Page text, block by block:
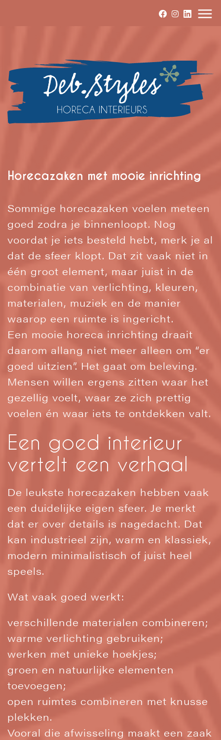
Horecazaken met mooie inrichting
Sommige horecazaken voelen meteen
goed zodra je binnenloopt. Nog
voordat je iets besteld hebt, merk je al
dat de sfeer klopt. Dat zit vaak niet in
één groot element, maar juist in de
combinatie van verlichting, kleuren,
materialen, muziek en de manier
waarop een ruimte is ingericht.
Een mooie horeca inrichting draait
daarom allang niet meer alleen om “er
goed uitzien”. Het gaat om beleving.
Mensen willen ergens zitten waar het
gezellig voelt, waar ze zich prettig
voelen én waar iets te ontdekken valt.
Een goed interieur
vertelt een verhaal
De leukste horecazaken hebben vaak
een duidelijke eigen sfeer. Je merkt
dat er over details is nagedacht. Dat
kan industrieel zijn, warm en klassiek,
modern minimalistisch of juist heel
speels.
Wat vaak goed werkt:
verschillende materialen combineren;
warme verlichting gebruiken;
werken met unieke hoekjes;
groen en natuurlijke elementen
toevoegen;
open ruimtes combineren met knusse
plekken.
Vooral die afwisseling maakt een zaak